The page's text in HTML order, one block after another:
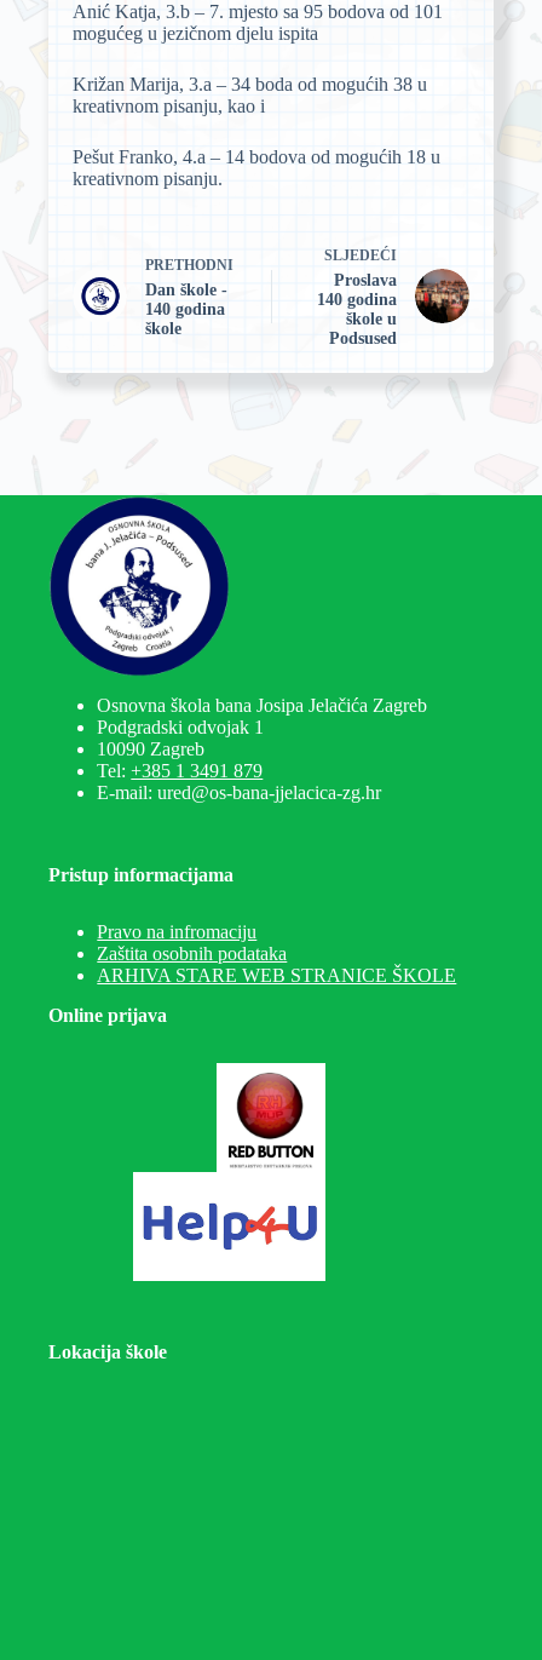
Anić Katja, 3.b – 7. mjesto sa 95 bodova od 101
mogućeg u jezičnom djelu ispita
Križan Marija, 3.a – 34 boda od mogućih 38 u
kreativnom pisanju, kao i
Pešut Franko, 4.a – 14 bodova od mogućih 18 u
kreativnom pisanju.
PRETHODNI
Dan škole -
140 godina
škole
SLJEDEĆI
Proslava
140 godina
škole u
Podsused
Osnovna škola bana Josipa Jelačića Zagreb
Podgradski odvojak 1
10090 Zagreb
Tel:+385 1 3491 879
E-mail: ured@os-bana-jjelacica-zg.hr
Pristup informacijama
Pravo na infromaciju
Zaštita osobnih podataka
ARHIVA STARE WEB STRANICE ŠKOLE
Online prijava
Lokacija škole